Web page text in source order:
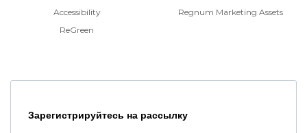
Accessibility
ReGreen
Regnum Marketing Assets
Зарегистрируйтесь на рассылку